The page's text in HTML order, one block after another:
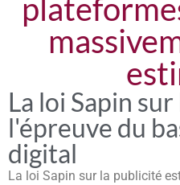
La loi Sapin
l'épreuve du
digital
La loi Sapin sur la publicité